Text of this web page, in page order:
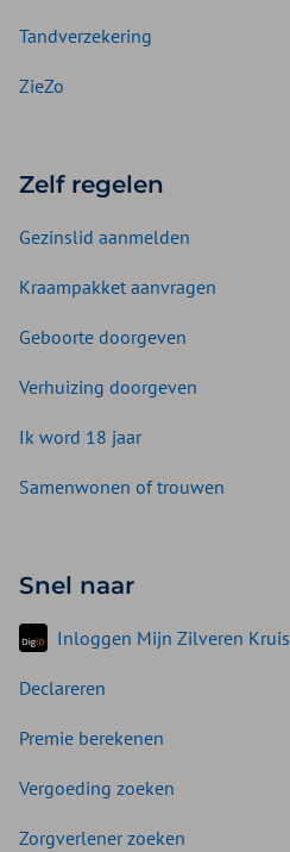
Tandverzekering
ZieZo
Zelf regelen
Gezinslid aanmelden
Kraampakket aanvragen
Geboorte doorgeven
Verhuizing doorgeven
Ik word 18 jaar
Samenwonen of trouwen
Snel naar
Inloggen Mijn Zilveren Kruis
Declareren
Premie berekenen
Vergoeding zoeken
Zorgverlener zoeken